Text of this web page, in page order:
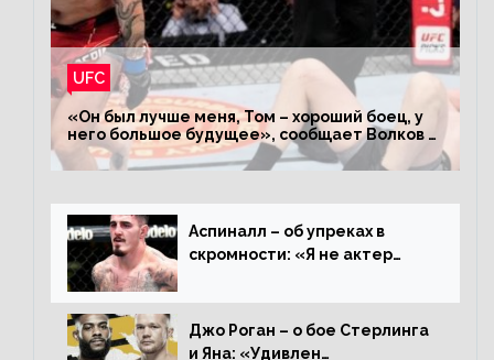
UFC
«Он был лучше меня, Том – хороший боец, у
него большое будущее», сообщает Волков –
о поражении Аспиналлу
Аспиналл – об упреках в
скромности: «Я не актер
дерьмо»
Джо Роган – о бое Стерлинга
и Яна: «Удивлен